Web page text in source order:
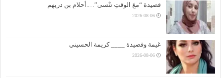
قصيدة “معَ الوقتِ تنْسى”….أحلام بن دريهم
2026-08-06
غيمة وقصيدة ____ كريمة الحسيني
2026-08-06